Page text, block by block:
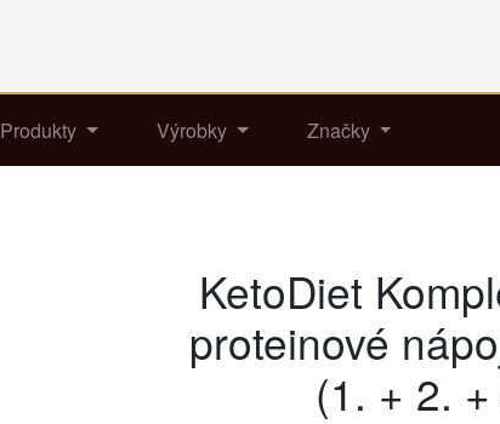
Produkty Výrobky Značky
KetoDiet
proteinové
(1. + 2.